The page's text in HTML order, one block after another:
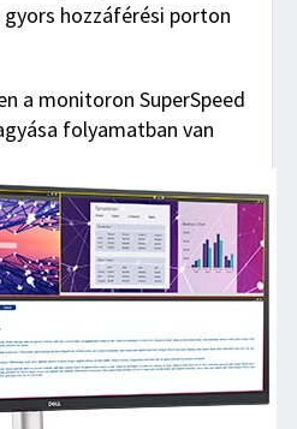
gyors hozzáférési porton
a monitoron SuperSpeed
folyamatban van